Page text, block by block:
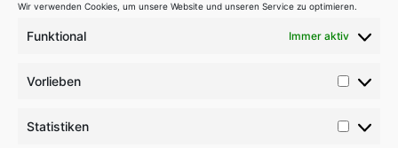
Wir verwenden Cookies, um unsere Website und unseren Service zu optimieren.
Funktional Immer aktiv
Vorlieben
StatistikenABSENDEN
1883
office@balint-